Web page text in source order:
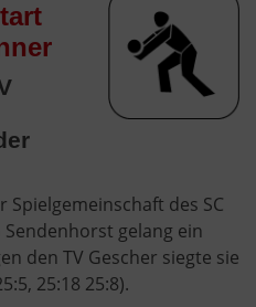
des SC
Sendenhorst gelang ein
den TV Gescher siegte sie
25:18 25:8).